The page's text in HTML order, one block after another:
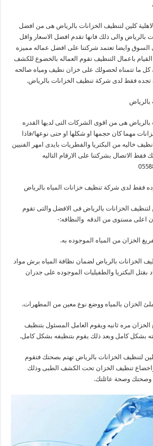
كلين لتنظيف الخزانات بالرياض هى من افضل
بالرياض والى ذلك فانها تقدم افضل الاسعار واقل
السوق وايضا تعتمد شركتنا على افضل عماله مميزه
باعمال التنظيف تقوم العماله بالخضوع للكشف
كل ما تتمناه لحصولك على خزان نظيف ومياه صالحه
فقط لدى شركة تنظيف الخزانات بالرياض.
هى من اقوى الشركات التى لديها القدره
مهما كان حجمها او شكلها او حتى نوعها/فاذا
خاليه من البكتريا والفطريات بايدى امهر الفنيين
فقط الاتصال بشركتنا على الارقام التاليه
فقط لدى شركة تنظيف خزانات المياه بالرياض
لتنظيف الخزانات بالرياض فى الافضل والتى تقوم
مستوى من الدقه والنظافه:-
الخزانات بالرياض لضمان نظافة المياه برش مواد
بقتل البكتريا والطفيليات الموجوده على جدران
الخزان مره ثانيه ويقوم العامل المسئول بتنظيف
بشكل كامل وبعد ذلك يقوم بتنظيفه بشكل كامل.
لتنظيف الخزانات بالرياض تهتم بصحتك فتقوم
تنظيف الخزان تحت الكشف الطبى وذلك
وصحتك وصحة عائلتك.